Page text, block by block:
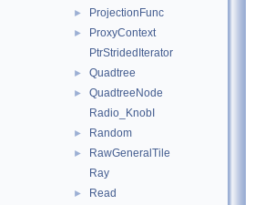
► ProjectionFunc
►
ProxyContext
PtrStridedIterator
► Quadtree
►
QuadtreeNode
Radio_KnobI
► Random
►
RawGeneralTile
Ray
► Read